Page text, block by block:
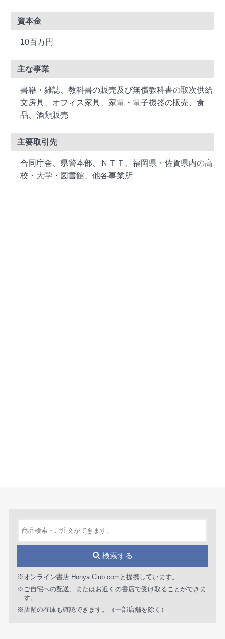
資本金
10百万円
主な事業
書籍・雑誌、教科書の販売及び無償教科書の取次供給
文房具、オフィス家具、家電・電子機器の販売、食
品、酒類販売
主要取引先
合同庁舎、県警本部、ＮＴＴ、福岡県・佐賀県内の高
校・大学・図書館、他各事業所
検索する
※オンライン書店 Honya Club.comと提携しています。
※ご自宅への配送、またはお近くの書店で受け取ることができま
す。
※店舗の在庫も確認できます。（一部店舗を除く）